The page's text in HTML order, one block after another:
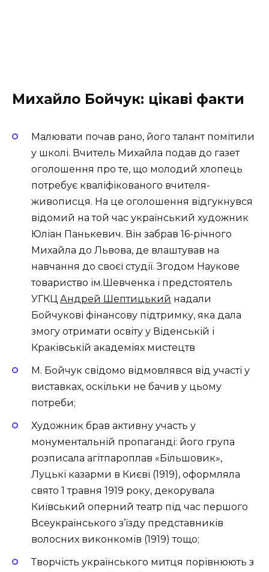
Михайло Бойчук: цікаві факти
Малювати почав рано, його талант помітили
у школі. Вчитель Михайла подав до газет
оголошення про те, що молодий хлопець
потребує кваліфікованого вчителя-
живописця. На це оголошення відгукнувся
відомий на той час український художник
Юліан Панькевич. Він забрав 16-річного
Михайла до Львова, де влаштував на
навчання до своєї студії. Згодом Наукове
товариство ім.Шевченка і предстоятель
УГКЦ Андрей Шептицький надали
Бойчукові фінансову підтримку, яка дала
змогу отримати освіту у Віденській і
Краківській академіях мистецтв
М. Бойчук свідомо відмовлявся від участі у
виставках, оскільки не бачив у цьому
потреби;
Художник брав активну участь у
монументальній пропаганді: його група
розписала агітпароплав «Більшовик»,
Луцькі казарми в Києві (1919), оформляла
свято 1 травня 1919 року, декорувала
Київський оперний театр під час першого
Всеукраїнського з’їзду представників
волосних виконкомів (1919) тощо;
Творчість українського митця порівнюють з